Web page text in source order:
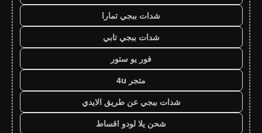
شدات ببجي تمارا
شدات ببجي تابي
فور يو ستور
متجر 4u
شدات ببجي عن طريق الايدي
شحن يلا لودو اقساط